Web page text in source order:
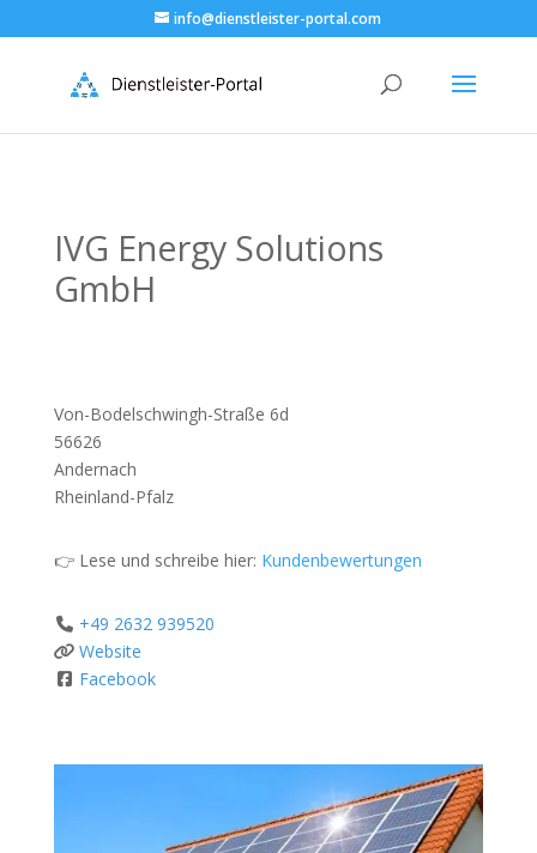
info@dienstleister-portal.com
IVG Energy Solutions
GmbH
Von-Bodelschwingh-Straße 6d
56626
Andernach
Rheinland-Pfalz
👉 Lese und schreibe hier: Kundenbewertungen
+49 2632 939520
Website
Facebook